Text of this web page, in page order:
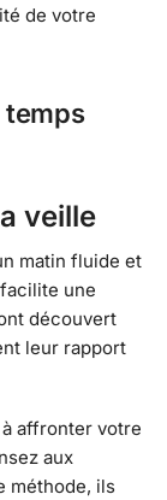
de votre
temps
veille
matin fluide et
une
découvert
leur rapport
à affronter votre
aux
méthode, ils